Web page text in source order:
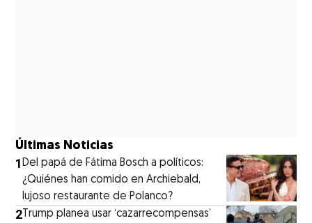
Últimas Noticias
1⁠Del papá de Fátima Bosch a políticos:
¿Quiénes han comido en Archiebald,
lujoso restaurante de Polanco?
2Trump planea usar ‘cazarrecompensas’